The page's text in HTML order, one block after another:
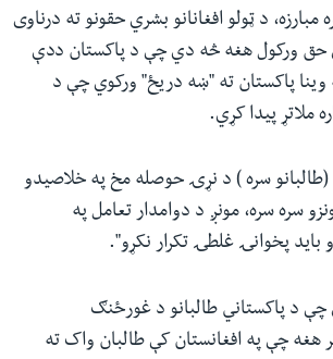
د ټولو افغانانو بشري حقونو ته درناوی
حق ورکول هغه څه دي چې د پاکستان ددې
پاکستان ته "ښه دریځ" ورکوي چې د
ملاتړ پیدا کړي.
(طالبانو سره ) د نړۍ حوصله مخ په خلاصیدو
سره سره، مونږ د دوامدار تعامل په
باید پخوانۍ غلطۍ تکرار نکړو".
د پاکستاني طالبانو د غورځنګ
هغه چې په افغانستان کې طالبان واک ته